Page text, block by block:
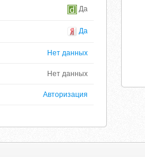
Да
Да
Нет данных
Нет данных
Авторизация